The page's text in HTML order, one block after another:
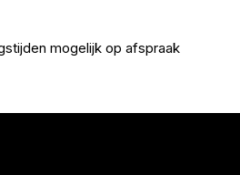
mogelijk op afspraak